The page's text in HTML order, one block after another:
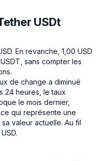
USDt
En revanche, 1,00 USD
sans compter les
de change a diminué
24 heures, le taux
le mois dernier,
ce qui représente une
valeur actuelle. Au fil